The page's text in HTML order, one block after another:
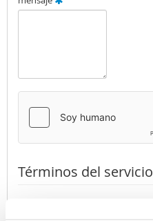
Términos del servicio